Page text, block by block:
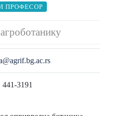
ПРОФЕСОР
441-3191